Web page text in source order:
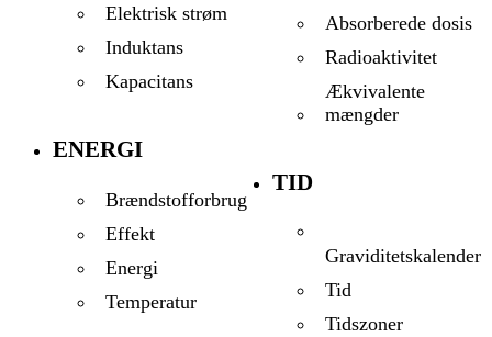
Elektrisk strøm
Induktans
Kapacitans
ENERGI
Brændstofforbrug
Effekt
Energi
Temperatur
Absorberede dosis
Radioaktivitet
Ækvivalente
mængder
TID
Graviditetskalender
Tid
Tidszoner